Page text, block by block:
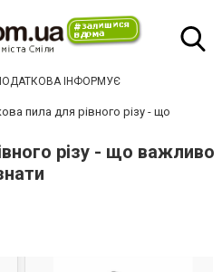
ІНФОРМУЄ
пила для рівного різу - що
різу - що важливо